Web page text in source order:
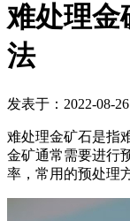
难处理金
法
发表于：2022-08-
难处理金矿石是指
金矿通常需要进行
率，常用的预处理